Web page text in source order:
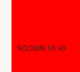
9/2/2009 05:49